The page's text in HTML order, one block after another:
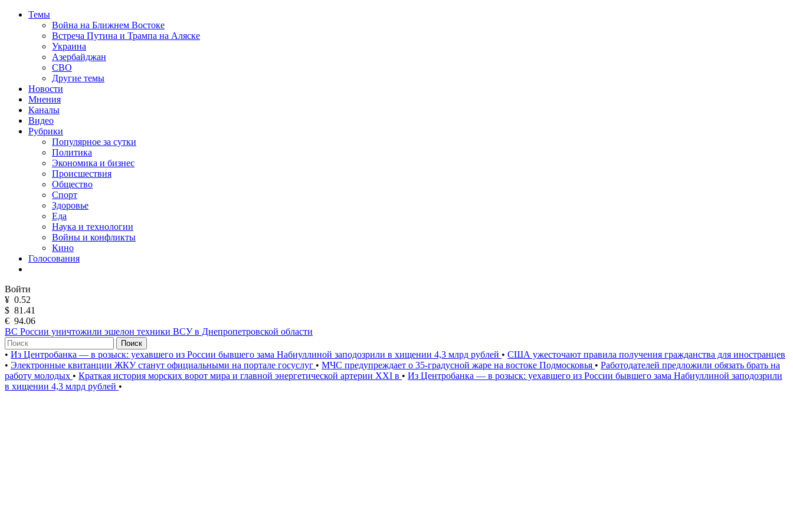
Темы
Война на Ближнем Востоке
Встреча Путина и Трампа на Аляске
Украина
Азербайджан
СВО
Другие темы
Новости
Мнения
Каналы
Видео
Рубрики
Популярное за сутки
Политика
Экономика и бизнес
Происшествия
Общество
Спорт
Здоровье
Еда
Наука и технологии
Войны и конфликты
Кино
Голосования
Войти
¥ 0.52
$ 81.41
€ 94.06
ВС России уничтожили эшелон техники ВСУ в Днепропетровской области
Поиск
• Из Центробанка — в розыск: уехавшего из России бывшего зама Набиуллиной заподозрили в хищении 4,3 млрд рублей • США ужесточают правила получения гражданства для иностранцев
• Электронные квитанции ЖКУ станут официальными на портале госуслуг • МЧС предупреждает о 35-градусной жаре на востоке Подмосковья • Работодателей предложили обязать брать на
работу молодых • Краткая история морских ворот мира и главной энергетической артерии XXI в • Из Центробанка — в розыск: уехавшего из России бывшего зама Набиуллиной заподозрили
в хищении 4,3 млрд рублей •